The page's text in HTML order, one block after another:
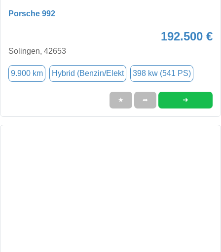
Porsche 992
192.500 €
Solingen, 42653
9.900 km Hybrid (Benzin/Elekt 398 kw (541 PS)
★ ➦ ➜